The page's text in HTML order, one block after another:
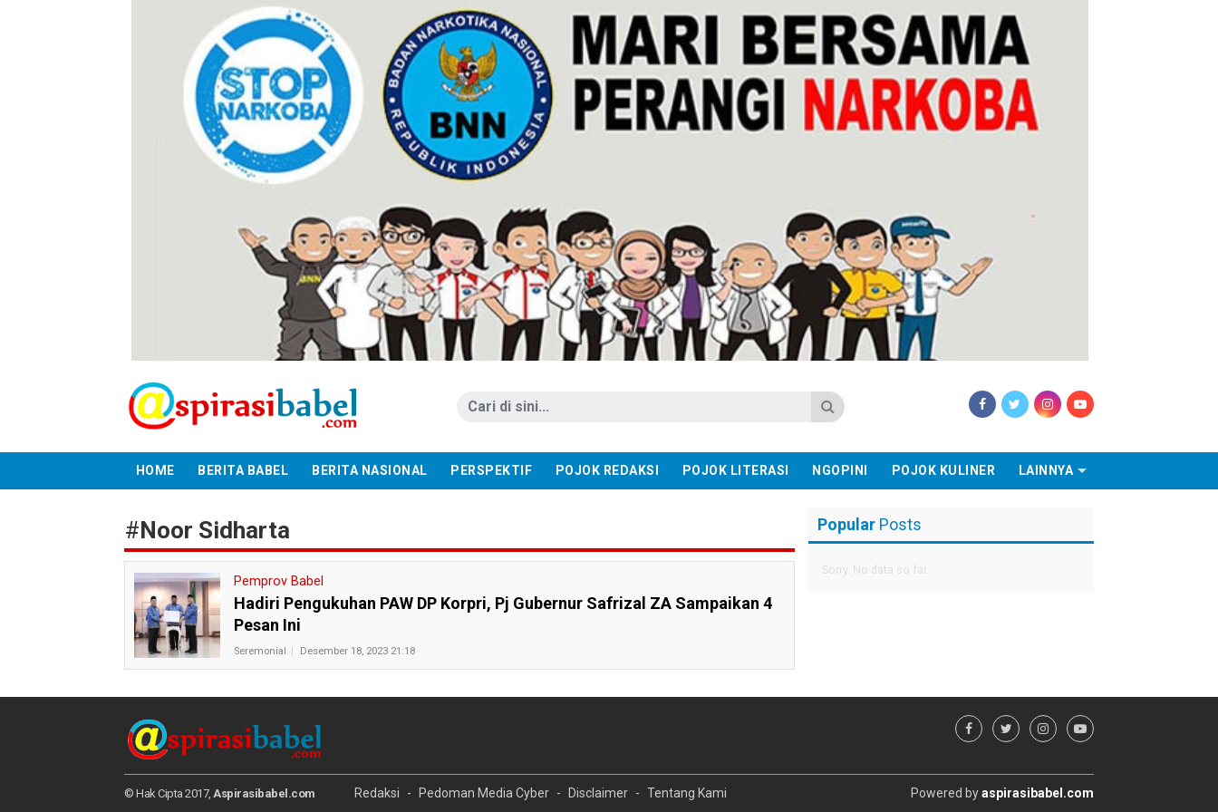
HOME BERITA BABEL BERITA NASIONAL PERSPEKTIF POJOK REDAKSI POJOK LITERASI NGOPINI POJOK KULINER LAINNYA
#Noor Sidharta
Pemprov Babel
Hadiri Pengukuhan PAW DP Korpri, Pj Gubernur Safrizal ZA Sampaikan 4
Pesan Ini
Seremonial Desember 18, 2023 21:18
Popular Posts
Sorry. No data so far.
© Hak Cipta 2017, Aspirasibabel.com Redaksi Pedoman Media Cyber Disclaimer Tentang Kami Powered byaspirasibabel.com